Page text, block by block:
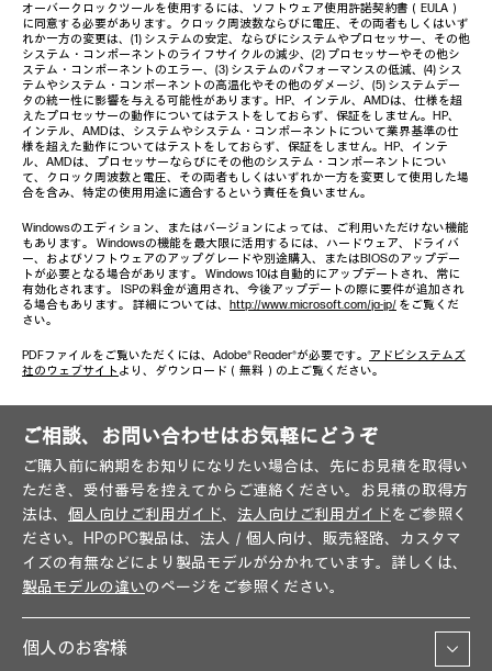
オーバークロックツールを使用するには、ソフトウェア使用許諾契約書（EULA）
に同意する必要があります。クロック周波数ならびに電圧、その両者もしくはいず
れか一方の変更は、(1) システムの安定、ならびにシステムやプロセッサー、その他
システム・コンポーネントのライフサイクルの減少、(2) プロセッサーやその他シ
ステム・コンポーネントのエラー、(3) システムのパフォーマンスの低減、(4) シス
テムやシステム・コンポーネントの高温化やその他のダメージ、(5) システムデー
タの統一性に影響を与える可能性があります。HP、インテル、AMDは、仕様を超
えたプロセッサーの動作についてはテストをしておらず、保証をしません。HP、
インテル、AMDは、システムやシステム・コンポーネントについて業界基準の仕
様を超えた動作についてはテストをしておらず、保証をしません。HP、インテ
ル、AMDは、プロセッサーならびにその他のシステム・コンポーネントについ
て、クロック周波数と電圧、その両者もしくはいずれか一方を変更して使用した場
合を含み、特定の使用用途に適合するという責任を負いません。
Windowsのエディション、またはバージョンによっては、ご利用いただけない機能
もあります。 Windowsの機能を最大限に活用するには、ハードウェア、ドライバ
ー、およびソフトウェアのアップグレードや別途購入、またはBIOSのアップデー
トが必要となる場合があります。 Windows 10は自動的にアップデートされ、常に
有効化されます。 ISPの料金が適用され、今後アップデートの際に要件が追加され
る場合もあります。 詳細については、 http://www.microsoft.com/ja-jp/ をご覧くだ
さい。
PDFファイルをご覧いただくには、Adobe® Reader®が必要です。 アドビシステムズ
社のウェブサイト より、ダウンロード（無料）の上ご覧ください。
ご相談、お問い合わせはお気軽にどうぞ
ご購入前に納期をお知りになりたい場合は、先にお見積を取得い
ただき、受付番号を控えてからご連絡ください。お見積の取得方
法は、 個人向けご利用ガイド、 法人向けご利用ガイドをご参照く
ださい。HPのPC製品は、法人／個人向け、販売経路、カスタマ
イズの有無などにより製品モデルが分かれています。詳しくは、
製品モデルの違いのページをご参照ください。
個人のお客様